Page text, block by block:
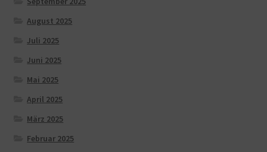
August 2025
Juli 2025
Juni 2025
Mai 2025
April 2025
März 2025
Februar 2025